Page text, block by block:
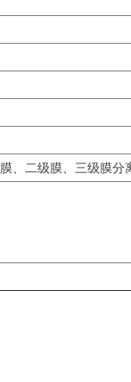
膜、二级膜、三级膜分